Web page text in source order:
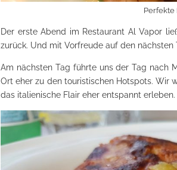
Perfekte
Der erste Abend im Restaurant Al Vapor
zurück. Und mit Vorfreude auf den nächsten
Am nächsten Tag führte uns der Tag nach
Ort eher zu den touristischen Hotspots. Wir
das italienische Flair eher entspannt erleben.